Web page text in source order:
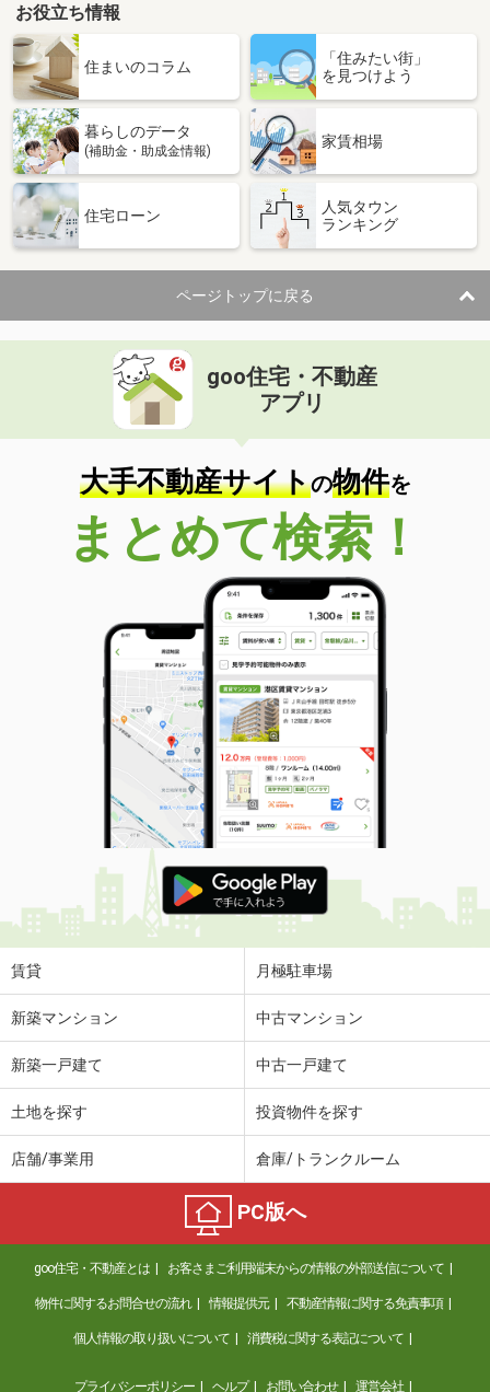
長崎県諫早市多良見町市布
価 格
6.15万円
長崎県諫早市多良見町市布
専有面積 36m²
間取り
長崎県西彼杵郡長与町岡郷
住 所
長崎県西彼杵郡長与町岡郷
専有面積 40.07m²
間取り
1LDK
長崎県長崎市曙町
価 格
住 所
長崎県長崎市曙町
専有面積 24m²
間取り
1K
長崎県西彼杵郡長与町まなび野３
価 格
7万円
長崎県西彼杵郡長与町まなび野３
65.07m²
間取り
3DK
長崎県長崎市白木町
価 格
5.90万円
住 所
長崎県長崎市白木町
専有面積 44.6m²
間取り
1DK
長崎県西彼杵郡時津町日並郷
価 格
6.70万円
住 所
長崎県西彼杵郡時津町日並郷
専有面積
長崎県諫早市栄田町
5.40万円
長崎県諫早市小船越町
6万円
住 所
長崎県諫早市小船越町
専有面積 62.05m²
間取り
3DK
長崎県佐世保市愛宕町
お役立ち情報
住まいのコラム
「住みたい街」
を見つけよう
暮らしのデータ
(補助金・助成金情報)
家賃相場
住宅ローン
人気タウン
ランキング
ページトップに戻る
goo住宅・不動産
アプリ
大手不動産サイトの物件を
まとめて検索！
賃貸 月極駐車場
新築マンション 中古マンション
新築一戸建て 中古一戸建て
土地を探す 投資物件を探す
店舗/事業用 倉庫/トランクルーム
PC版へ
goo住宅・不動産とは お客さまご利用端末からの情報の外部送信について
物件に関するお問合せの流れ 情報提供元 不動産情報に関する免責事項
個人情報の取り扱いについて 消費税に関する表記について
プライバシーポリシー ヘルプ お問い合わせ 運営会社